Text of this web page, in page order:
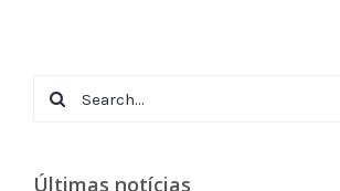
Search
Últimas notícias